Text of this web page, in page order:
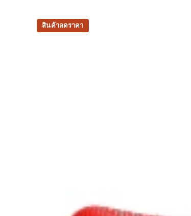
MOTION WRAP™ 2.0 upper
This lighter and breathable woven
สินค้าลดราคา